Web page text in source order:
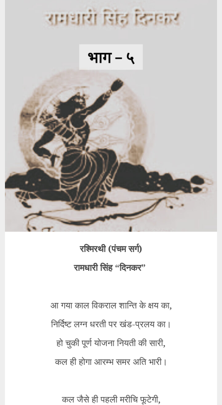
रश्मिरथी (पंचम सर्ग)
रामधारी सिंह “दिनकर”
आ गया काल विकराल शान्ति के क्षय का,
निर्दिष्ट लग्न धरती पर खंड-प्रलय का।
हो चुकी पूर्ण योजना नियती की सारी,
कल ही होगा आरम्भ समर अति भारी।
कल जैसे ही पहली मरीचि फूटेगी,